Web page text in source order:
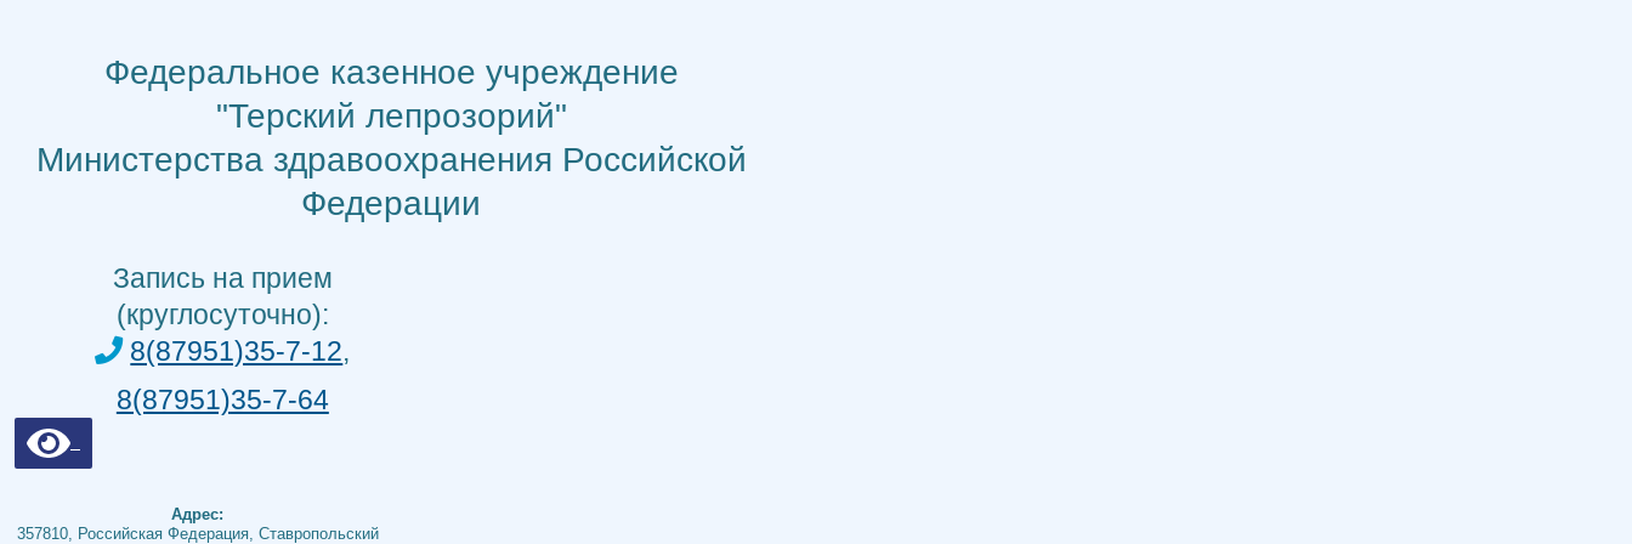
содержимомуФедеральное казенное учреждение
"Терский лепрозорий"
Министерства здравоохранения Российской
Федерации
Запись на прием
(круглосуточно):
8(87951)35-7-12,
8(87951)35-7-64
Адрес:
357810, Российская Федерация, Ставропольский